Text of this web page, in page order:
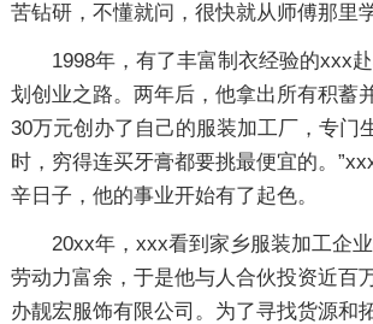
苦钻研，不懂就问，很快就从师傅那里
1998年，有了丰富制衣经验的xxx
划创业之路。两年后，他拿出所有积蓄
30万元创办了自己的服装加工厂，专门
时，穷得连买牙膏都要挑最便宜的。
辛日子，他的事业开始有了起色。
20xx年，xxx看到家乡服装加工企
劳动力富余，于是他与人合伙投资近百
办靓宏服饰有限公司。为了寻找货源和